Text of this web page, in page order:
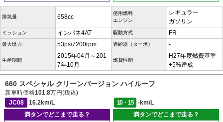
排気量 658cc
使用燃料
エンジン
レギュラー
ガソリン
ミッション インパネ4AT 駆動方式 FR
最大出力 53ps/7200rpm 過給器（ターボ） -
生産期間
2015年04月～201
7年10月
燃費性能
H27年度燃費基準
+5%達成
660 スペシャル クリーンバージョン ハイルーフ
新車時価格101.8万円(税込)
JC08
16.2km/L 10・15
-km/L
満タンでどこまで走る？
満タンでどこまで走る？